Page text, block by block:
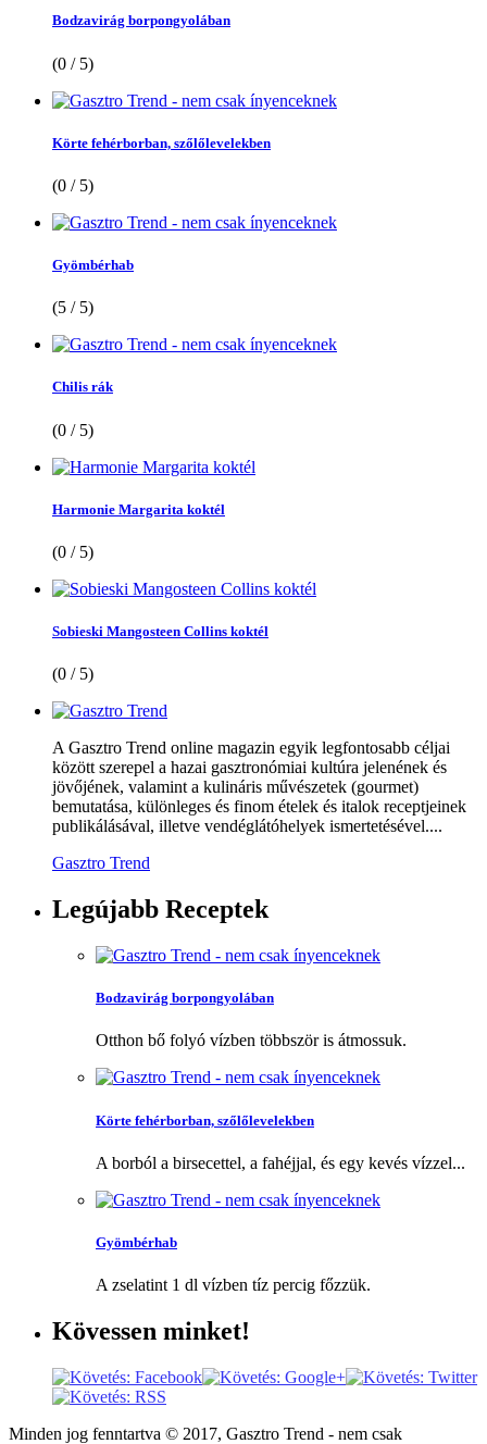
Bodzavirág borpongyolában
(0 / 5)
Körte fehérborban, szőlőlevelekben
(0 / 5)
Gyömbérhab
(5 / 5)
Chilis rák
(0 / 5)
Harmonie Margarita koktél
(0 / 5)
Sobieski Mangosteen Collins koktél
(0 / 5)
A Gasztro Trend online magazin egyik legfontosabb céljai
között szerepel a hazai gasztronómiai kultúra jelenének és
jövőjének, valamint a kulináris művészetek (gourmet)
bemutatása, különleges és finom ételek és italok receptjeinek
publikálásával, illetve vendéglátóhelyek ismertetésével....
Gasztro Trend
Legújabb Receptek
Bodzavirág borpongyolában
Otthon bő folyó vízben többször is átmossuk.
Körte fehérborban, szőlőlevelekben
A borból a birsecettel, a fahéjjal, és egy kevés vízzel...
Gyömbérhab
A zselatint 1 dl vízben tíz percig főzzük.
Kövessen minket!
Minden jog fenntartva © 2017, Gasztro Trend - nem csak